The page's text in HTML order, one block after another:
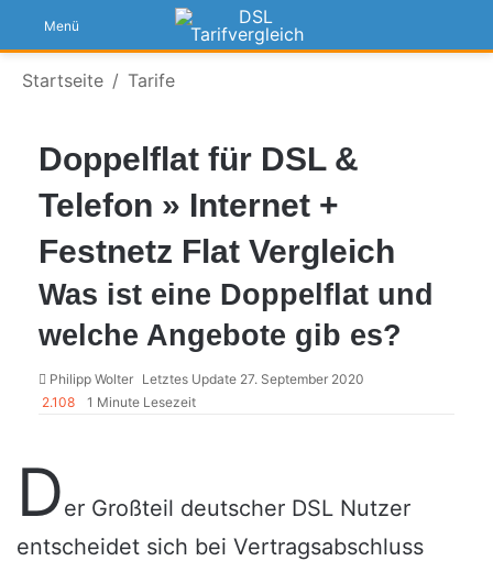
Menü
Startseite / Tarife
Doppelflat für DSL &
Telefon » Internet +
Festnetz Flat Vergleich
Was ist eine Doppelflat und
welche Angebote gib es?
Philipp Wolter Letztes Update 27. September 2020
2.108
1 Minute Lesezeit
Der Großteil deutscher DSL Nutzer
entscheidet sich bei Vertragsabschluss